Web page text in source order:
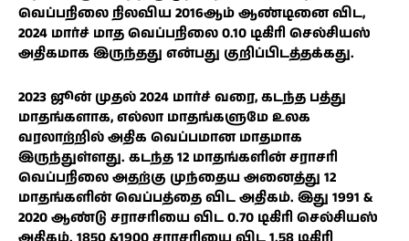
வெப்பநிலை நிலவிய 2016ஆம் ஆண்டினை விட,
2024 மார்ச் மாத வெப்பநிலை 0.10 டிகிரி செல்சியஸ்
அதிகமாக இருந்தது என்பது குறிப்பிடத்தக்கது.
2023 ஜூன் முதல் 2024 மார்ச் வரை, கடந்த பத்து
மாதங்களாக, எல்லா மாதங்களுமே உலக
வரலாற்றில் அதிக வெப்பமான மாதமாக
இருந்துள்ளது. கடந்த 12 மாதங்களின் சராசரி
வெப்பநிலை அதற்கு முந்தைய அனைத்து 12
மாதங்களின் வெப்பத்தை விட அதிகம். இது 1991 &
2020 ஆண்டு சராசரியை விட 0.70 டிகிரி செல்சியஸ்